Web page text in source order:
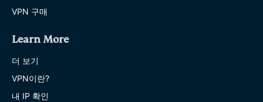
VPN 구매
Learn More
더 보기
VPN이란?
내 IP 확인